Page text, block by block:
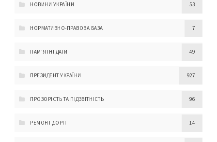
НОВИНИ УКРАЇНИ 53
НОРМАТИВНО-ПРАВОВА БАЗА 7
ПАМ'ЯТНІ ДАТИ 49
ПРЕЗИДЕНТ УКРАЇНИ 927
ПРОЗОРІСТЬ ТА ПІДЗВІТНІСТЬ 96
РЕМОНТ ДОРІГ 14